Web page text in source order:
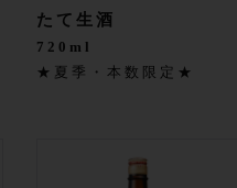
たて生酒
720ml
★夏季・本数限定★